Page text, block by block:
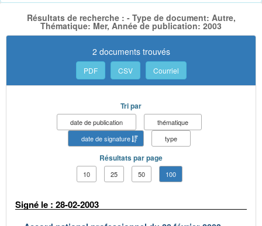
Résultats de recherche : - Type de document: Autre,
Thématique: Mer, Année de publication: 2003
2 documents trouvés
PDF CSV Courriel
Tri par
date de publication
thématique
date de signature
type
Résultats par page
10 25 50 100
Signé le : 28-02-2003